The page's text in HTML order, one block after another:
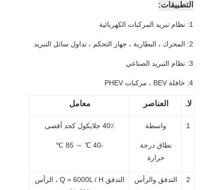
التطبيقات:
1: نظام تبريد المركبات الكهربائية
2: المحرك ، البطارية ، جهاز التحكم ، تداول سائل التبريد
3: نظام التبريد الصناعي
4: حافلة BEV ، مركبات PHEV
لا. العناصر معامل
1 واسطة
نطاق درجة
حرارة
40٪ جلايكول كحد أقصى
-40 ℃ ～ 85 ℃
2 التدفق والرأس
التدفق Q = 6000L / H ، الرأس